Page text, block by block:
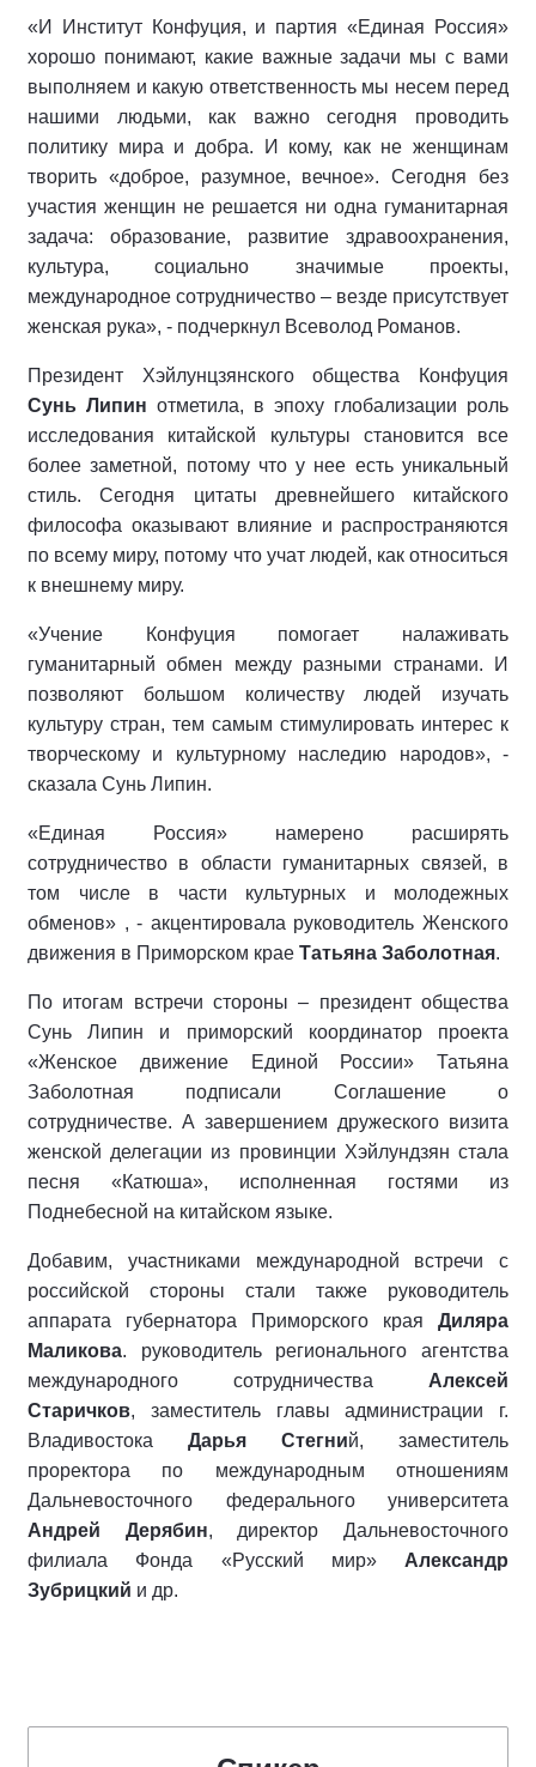
«И Институт Конфуция, и партия «Единая Россия»
хорошо понимают, какие важные задачи мы с вами
выполняем и какую ответственность мы несем перед
нашими людьми, как важно сегодня проводить
политику мира и добра. И кому, как не женщинам
творить «доброе, разумное, вечное». Сегодня без
участия женщин не решается ни одна гуманитарная
задача: образование, развитие здравоохранения,
культура, социально значимые проекты,
международное сотрудничество – везде присутствует
женская рука», - подчеркнул Всеволод Романов.
Президент Хэйлунцзянского общества Конфуция
Сунь Липин отметила, в эпоху глобализации роль
исследования китайской культуры становится все
более заметной, потому что у нее есть уникальный
стиль. Сегодня цитаты древнейшего китайского
философа оказывают влияние и распространяются
по всему миру, потому что учат людей, как относиться
к внешнему миру.
«Учение Конфуция помогает налаживать
гуманитарный обмен между разными странами. И
позволяют большом количеству людей изучать
культуру стран, тем самым стимулировать интерес к
творческому и культурному наследию народов», -
сказала Сунь Липин.
«Единая Россия» намерено расширять
сотрудничество в области гуманитарных связей, в
том числе в части культурных и молодежных
обменов» , - акцентировала руководитель Женского
движения в Приморском крае Татьяна Заболотная.
По итогам встречи стороны – президент общества
Сунь Липин и приморский координатор проекта
«Женское движение Единой России» Татьяна
Заболотная подписали Соглашение о
сотрудничестве. А завершением дружеского визита
женской делегации из провинции Хэйлундзян стала
песня «Катюша», исполненная гостями из
Поднебесной на китайском языке.
Добавим, участниками международной встречи с
российской стороны стали также руководитель
аппарата губернатора Приморского края Диляра
Маликова. руководитель регионального агентства
международного сотрудничества Алексей
Старичков, заместитель главы администрации г.
Владивостока Дарья Стегний, заместитель
проректора по международным отношениям
Дальневосточного федерального университета
Андрей Дерябин, директор Дальневосточного
филиала Фонда «Русский мир» Александр
Зубрицкий и др.